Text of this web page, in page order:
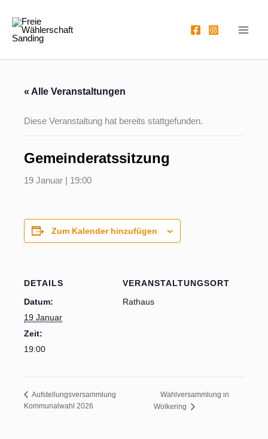
Inhalt
springen
« Alle Veranstaltungen
Diese Veranstaltung hat bereits stattgefunden.
Gemeinderatssitzung
19 Januar | 19:00
Zum Kalender hinzufügen
DETAILS
Datum:
19 Januar
Zeit:
19:00
VERANSTALTUNGSORT
Rathaus
Aufstellungsversammlung
Kommunalwahl 2026
Wahlversammlung in
Wolkering